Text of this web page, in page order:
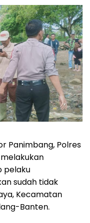
Panimbang, Polres
pelaku
sudah tidak
Kecamatan
Banten.